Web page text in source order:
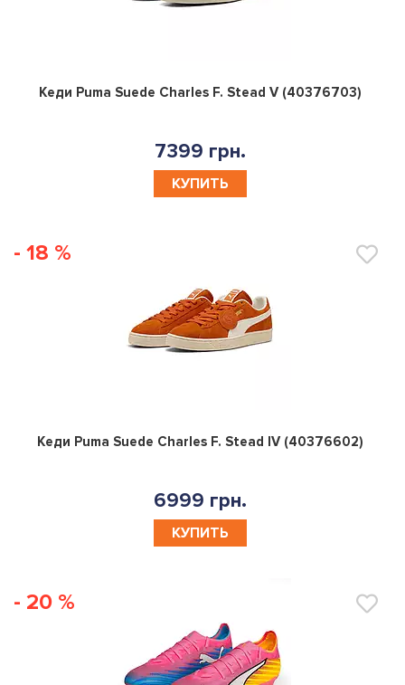
0
Кеди Puma Suede Charles F. Stead V (40376703)
7399 грн.
КУПИТЬ
- 18 %
0
Кеди Puma Suede Charles F. Stead IV (40376602)
6999 грн.
КУПИТЬ
- 20 %